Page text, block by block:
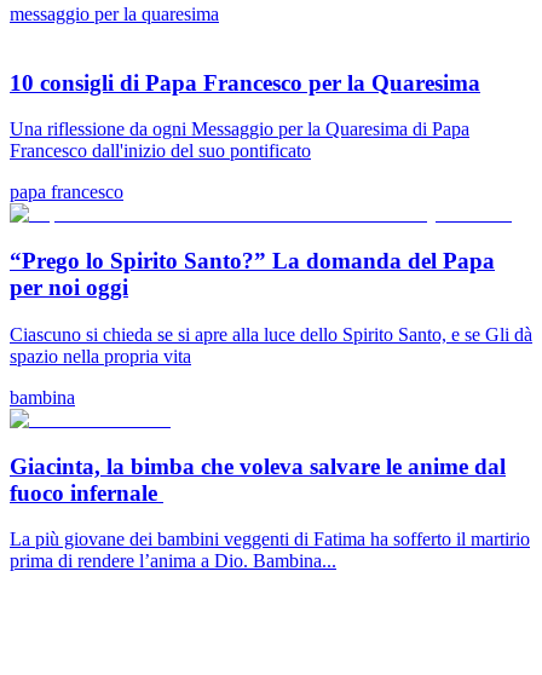
messaggio per la quaresima
10 consigli di Papa Francesco per la Quaresima
Una riflessione da ogni Messaggio per la Quaresima di Papa
Francesco dall'inizio del suo pontificato
papa francesco
“Prego lo Spirito Santo?” La domanda del Papa
per noi oggi
Ciascuno si chieda se si apre alla luce dello Spirito Santo, e se Gli dà
spazio nella propria vita
bambina
Giacinta, la bimba che voleva salvare le anime dal
fuoco infernale
La più giovane dei bambini veggenti di Fatima ha sofferto il martirio
prima di rendere l’anima a Dio. Bambina...